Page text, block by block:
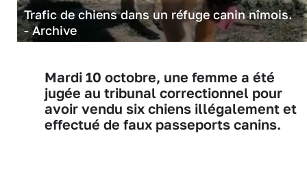
Trafic de chiens dans un réfuge canin nîmois.
- Archive
Mardi 10 octobre, une femme a été
jugée au tribunal correctionnel pour
avoir vendu six chiens illégalement et
effectué de faux passeports canins.